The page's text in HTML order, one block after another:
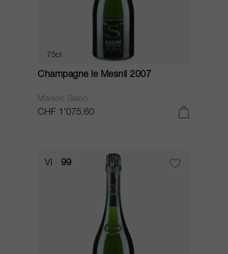
75cl
Champagne le Mesnil 2007
Maison Salon
CHF 1’075.60
VI 99